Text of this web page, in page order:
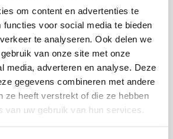
om content en advertenties te
functies voor social media te bieden
te analyseren. Ook delen we
van onze site met onze
media, adverteren en analyse. Deze
gegevens combineren met andere
ze heeft verstrekt of die ze hebben
van uw gebruik van hun services.
informatie- en communicatie-
en uitdagingen op het
binnen het mkb gelden als
eigen innovatieve, in de praktijk
Nieuwe en vaste klanten ervaren
kennis en service. Inclusief